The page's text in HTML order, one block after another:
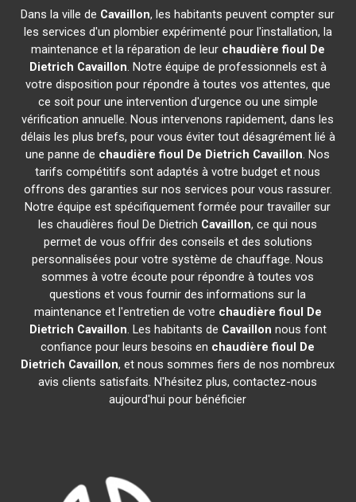
Dans la ville de Cavaillon, les habitants peuvent compter sur
les services d'un plombier expérimenté pour l'installation, la
maintenance et la réparation de leur chaudière fioul De
Dietrich Cavaillon. Notre équipe de professionnels est à
votre disposition pour répondre à toutes vos attentes, que
ce soit pour une intervention d'urgence ou une simple
vérification annuelle. Nous intervenons rapidement, dans les
délais les plus brefs, pour vous éviter tout désagrément lié à
une panne de chaudière fioul De Dietrich Cavaillon. Nos
tarifs compétitifs sont adaptés à votre budget et nous
offrons des garanties sur nos services pour vous rassurer.
Notre équipe est spécifiquement formée pour travailler sur
les chaudières fioul De Dietrich Cavaillon, ce qui nous
permet de vous offrir des conseils et des solutions
personnalisées pour votre système de chauffage. Nous
sommes à votre écoute pour répondre à toutes vos
questions et vous fournir des informations sur la
maintenance et l'entretien de votre chaudière fioul De
Dietrich Cavaillon. Les habitants de Cavaillon nous font
confiance pour leurs besoins en chaudière fioul De
Dietrich Cavaillon, et nous sommes fiers de nos nombreux
avis clients satisfaits. N'hésitez plus, contactez-nous
aujourd'hui pour bénéficier